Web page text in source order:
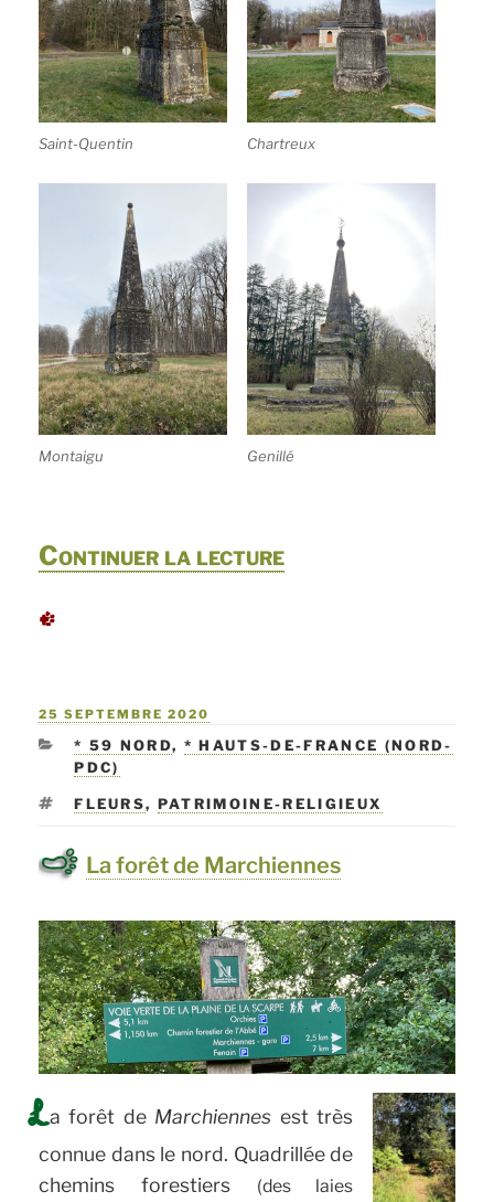
Saint-Quentin Chartreux
Montaigu Genillé
Continuer la lecturede
de
Loches »
PUBLIÉ
25 SEPTEMBRE 2020
CATÉGORIES
* 59 NORD, * HAUTS-DE-FRANCE (NORD-
PDC)
ÉTIQUETTES
FLEURS, PATRIMOINE-RELIGIEUX
La forêt de Marchiennes
L a forêt de Marchiennes est très
connue dans le nord. Quadrillée de
chemins forestiers
(des laies